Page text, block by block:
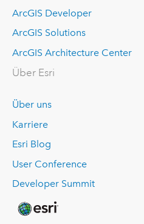
ArcGIS Developer
ArcGIS Solutions
ArcGIS Architecture Center
Über Esri
Über uns
Karriere
Esri Blog
User Conference
Developer Summit